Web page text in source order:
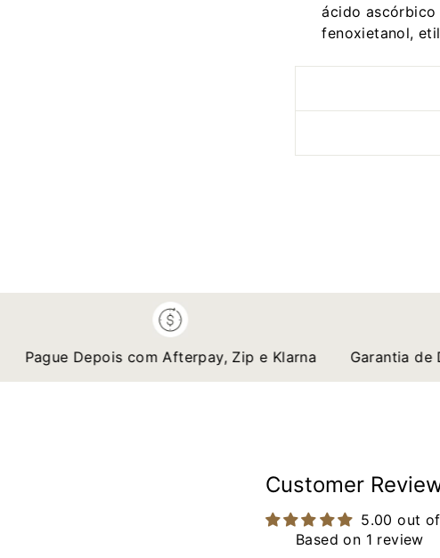
ácido
fenoxietanol,
Pague Depois com Afterpay, Zip e Klarna Garantia de
Customer
5.00 out
Based on 1 review